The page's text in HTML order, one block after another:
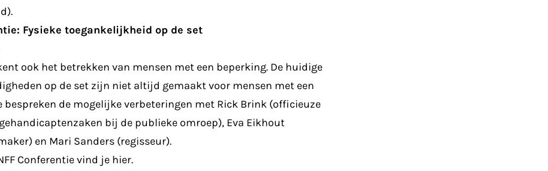
Fysieke toegankelijkheid op de set
ook het betrekken van mensen met een beperking. De huidige
op de set zijn niet altijd gemaakt voor mensen met een
bespreken de mogelijke verbeteringen met Rick Brink (officieuze
bij de publieke omroep), Eva Eikhout
en Mari Sanders (regisseur).
Conferentie vind je hier.